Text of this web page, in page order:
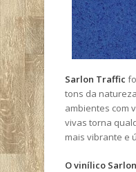
Sarlon Traffic
tons da
ambientes com
vivas torna
mais vibrante e
O vinílico